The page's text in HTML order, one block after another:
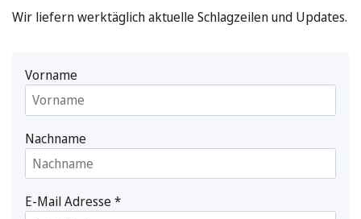
Wir liefern werktäglich aktuelle Schlagzeilen und Updates.
Vorname
Nachname
E-Mail Adresse*